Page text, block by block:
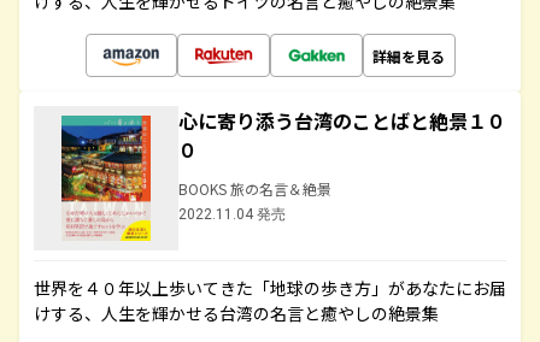
詳細を見る
心に寄り添う台湾のことばと絶景１０
０
BOOKS 旅の名言＆絶景
2022.11.04 発売
世界を４０年以上歩いてきた「地球の歩き方」があなたにお届
けする、人生を輝かせる台湾の名言と癒やしの絶景集